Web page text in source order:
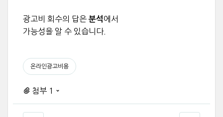
광고비 회수의 답은 분석 에서
가능성을 알 수 있습니다.
온라인광고비용
첨부 1